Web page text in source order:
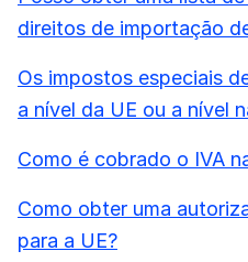
direitos de importação
Os impostos especiais
a nível da UE ou a nível
Como é cobrado o IVA
Como obter uma
para a UE?